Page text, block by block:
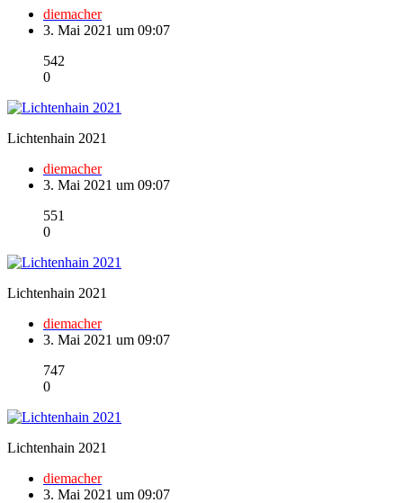
diemacher
3. Mai 2021 um 09:07
542
0
Lichtenhain 2021
diemacher
3. Mai 2021 um 09:07
551
0
Lichtenhain 2021
diemacher
3. Mai 2021 um 09:07
747
0
Lichtenhain 2021
diemacher
3. Mai 2021 um 09:07